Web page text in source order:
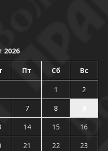
2026
Пт Сб Вс
1
2
7 8
14 15
16
21 22
23